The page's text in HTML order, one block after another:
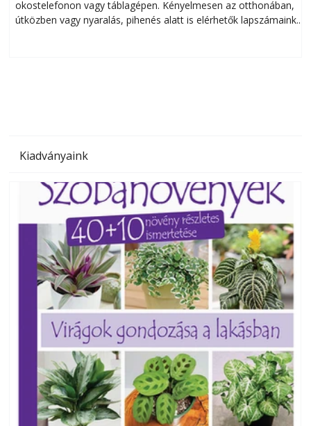
okostelefonon vagy táblagépen. Kényelmesen az otthonában,
útközben vagy nyaralás, pihenés alatt is elérhetők lapszámaink.
Kiadványaink